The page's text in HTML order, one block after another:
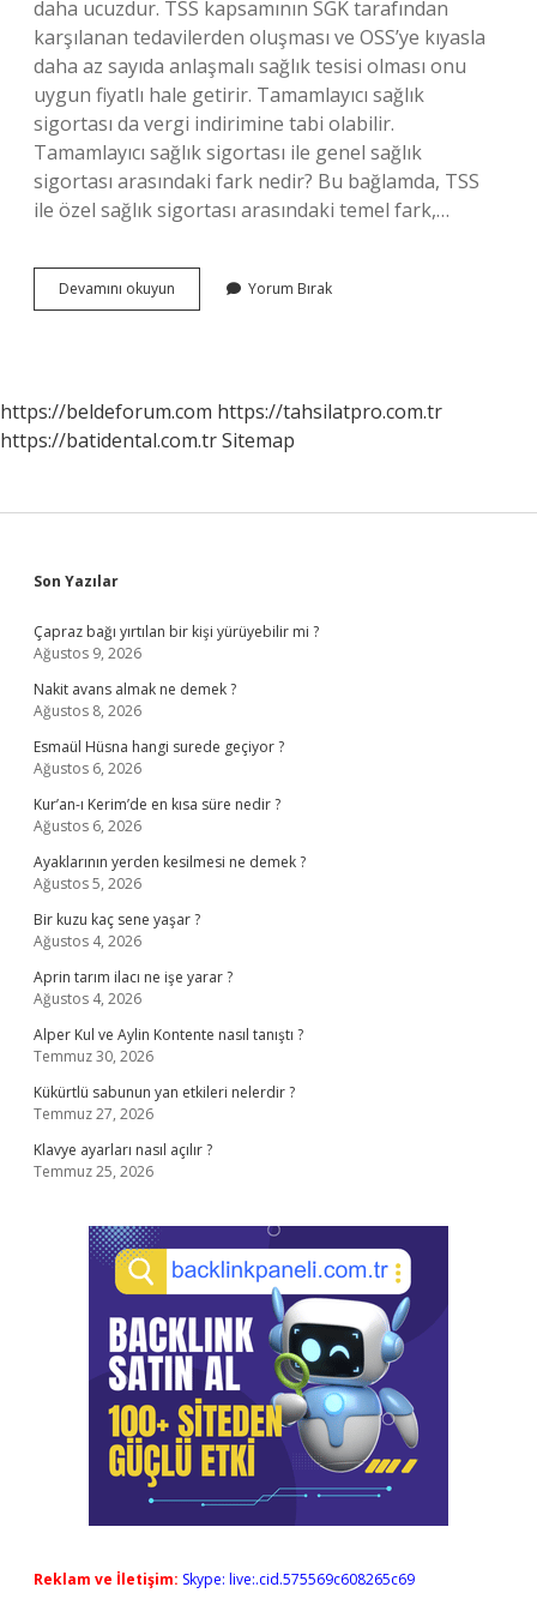
daha ucuzdur. TSS kapsamının SGK tarafından
karşılanan tedavilerden oluşması ve OSS’ye kıyasla
daha az sayıda anlaşmalı sağlık tesisi olması onu
uygun fiyatlı hale getirir. Tamamlayıcı sağlık
sigortası da vergi indirimine tabi olabilir.
Tamamlayıcı sağlık sigortası ile genel sağlık
sigortası arasındaki fark nedir? Bu bağlamda, TSS
ile özel sağlık sigortası arasındaki temel fark,…
Devamını okuyun
Sağlık
Yorum Bırak
https://beldeforum.com https://tahsilatpro.com.tr
https://batidental.com.trSitemap
Sidebar
Son Yazılar
Çapraz bağı yırtılan bir kişi yürüyebilir mi ?
Ağustos 9, 2026
Nakit avans almak ne demek ?
Ağustos 8, 2026
Esmaül Hüsna hangi surede geçiyor ?
Ağustos 6, 2026
Kur’an-ı Kerim’de en kısa süre nedir ?
Ağustos 6, 2026
Ayaklarının yerden kesilmesi ne demek ?
Ağustos 5, 2026
Bir kuzu kaç sene yaşar ?
Ağustos 4, 2026
Aprin tarım ilacı ne işe yarar ?
Ağustos 4, 2026
Alper Kul ve Aylin Kontente nasıl tanıştı ?
Temmuz 30, 2026
Kükürtlü sabunun yan etkileri nelerdir ?
Temmuz 27, 2026
Klavye ayarları nasıl açılır ?
Temmuz 25, 2026
Reklam ve İletişim: Skype: live:.cid.575569c608265c69